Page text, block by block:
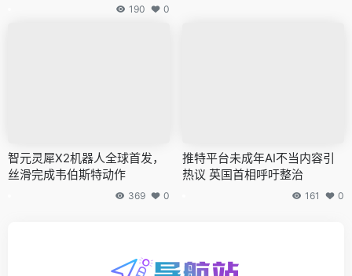
190 0
智元灵犀X2机器人全球首发，
丝滑完成韦伯斯特动作
369 0
推特平台未成年AI不当内容引
热议 英国首相呼吁整治
161 0